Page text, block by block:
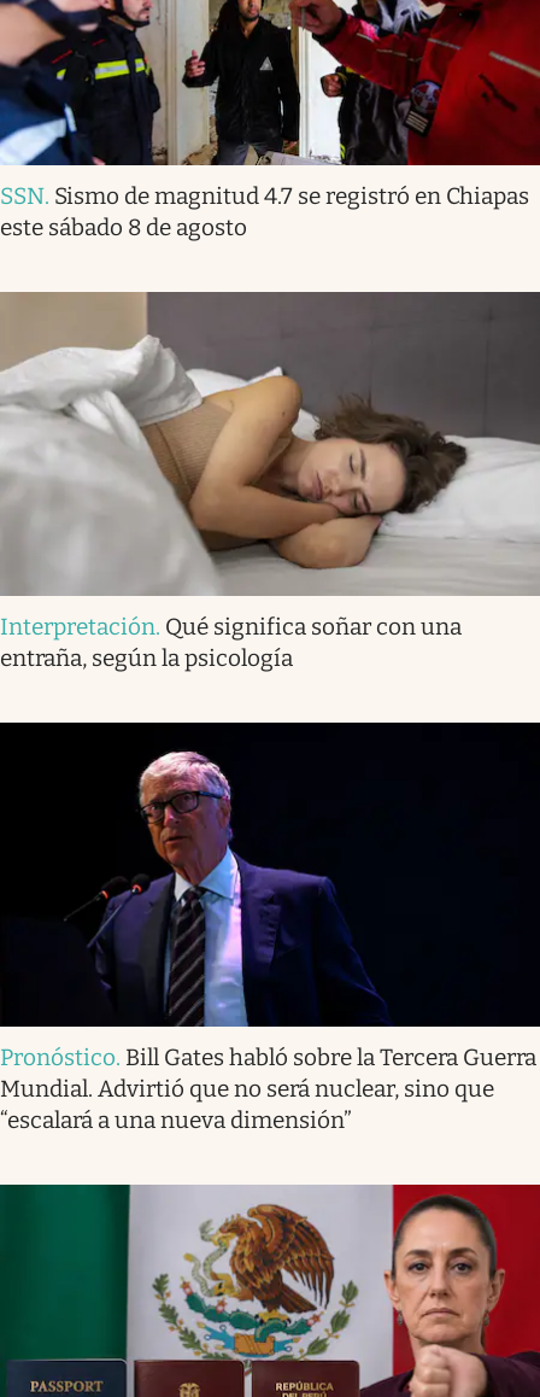
SSN. Sismo de magnitud 4.7 se registró en Chiapas
este sábado 8 de agosto
Interpretación. Qué significa soñar con una
entraña, según la psicología
Pronóstico. Bill Gates habló sobre la Tercera Guerra
Mundial. Advirtió que no será nuclear, sino que
“escalará a una nueva dimensión”